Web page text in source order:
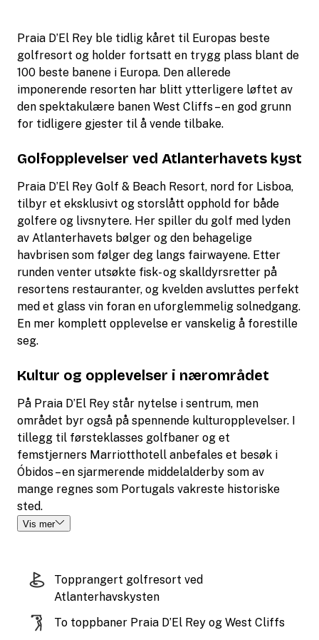
Praia D’El Rey ble tidlig kåret til Europas beste
golfresort og holder fortsatt en trygg plass blant de
100 beste banene i Europa. Den allerede
imponerende resorten har blitt ytterligere løftet av
den spektakulære banen West Cliffs – en god grunn
for tidligere gjester til å vende tilbake.
Golfopplevelser ved Atlanterhavets kyst
Praia D’El Rey Golf & Beach Resort, nord for Lisboa,
tilbyr et eksklusivt og storslått opphold for både
golfere og livsnytere. Her spiller du golf med lyden
av Atlanterhavets bølger og den behagelige
havbrisen som følger deg langs fairwayene. Etter
runden venter utsøkte fisk- og skalldyrsretter på
resortens restauranter, og kvelden avsluttes perfekt
med et glass vin foran en uforglemmelig solnedgang.
En mer komplett opplevelse er vanskelig å forestille
seg.
Kultur og opplevelser i nærområdet
På Praia D’El Rey står nytelse i sentrum, men
området byr også på spennende kulturopplevelser. I
tillegg til førsteklasses golfbaner og et
femstjerners Marriotthotell anbefales et besøk i
Óbidos – en sjarmerende middelalderby som av
mange regnes som Portugals vakreste historiske
sted.
Vis mer
Topprangert golfresort ved
Atlanterhavskysten
To toppbaner Praia D’El Rey og West Cliffs